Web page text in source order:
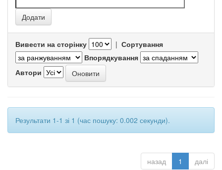
Вивести на сторінку | Сортування
Впорядкування
Автори
Результати 1-1 зі 1 (час пошуку: 0.002 секунди).
назад 1 далі